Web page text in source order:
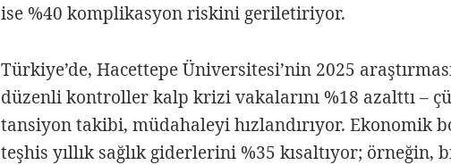
ise %40 komplikasyon riskini geriletiriyor.
Türkiye’de, Hacettepe Üniversitesi’nin 2025
düzenli kontroller kalp krizi vakalarını %18 azalttı –
tansiyon takibi, müdahaleyi hızlandırıyor. Ekonomik
teşhis yıllık sağlık giderlerini %35 kısaltıyor; örneğin,